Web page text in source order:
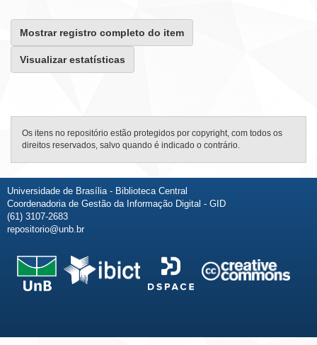
Mostrar registro completo do item
Visualizar estatísticas
Os itens no repositório estão protegidos por copyright, com todos os
direitos reservados, salvo quando é indicado o contrário.
Universidade de Brasília - Biblioteca Central
Coordenadoria de Gestão da Informação Digital - GID
(61) 3107-2683
repositorio@unb.br